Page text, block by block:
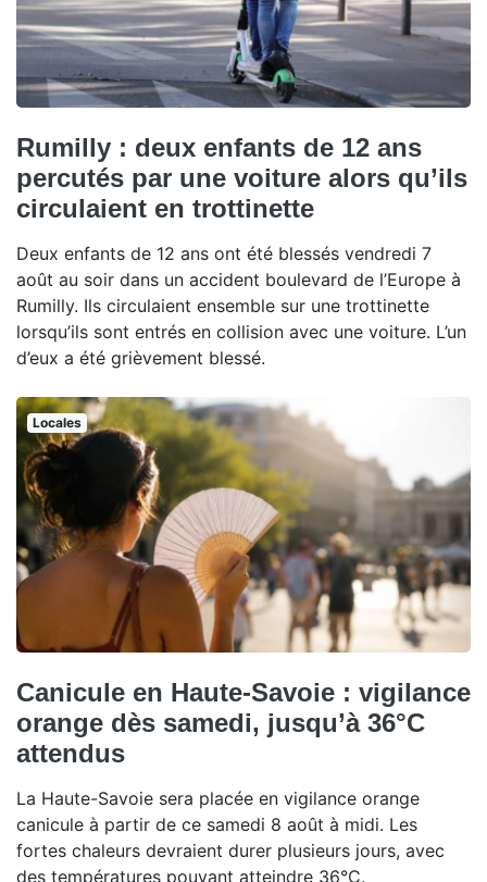
Rumilly : deux enfants de 12 ans
percutés par une voiture alors qu’ils
circulaient en trottinette
Deux enfants de 12 ans ont été blessés vendredi 7
août au soir dans un accident boulevard de l’Europe à
Rumilly. Ils circulaient ensemble sur une trottinette
lorsqu’ils sont entrés en collision avec une voiture. L’un
d’eux a été grièvement blessé.
Locales
Canicule en Haute-Savoie : vigilance
orange dès samedi, jusqu’à 36°C
attendus
La Haute-Savoie sera placée en vigilance orange
canicule à partir de ce samedi 8 août à midi. Les
fortes chaleurs devraient durer plusieurs jours, avec
des températures pouvant atteindre 36°C.